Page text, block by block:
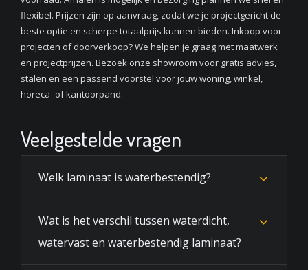
flexibel. Prijzen zijn op aanvraag, zodat we je projectgericht de
beste optie en scherpe totaalprijs kunnen bieden. Inkoop voor
projecten of doorverkoop? We helpen je graag met maatwerk
en projectprijzen. Bezoek onze showroom voor gratis advies,
stalen en een passend voorstel voor jouw woning, winkel,
horeca- of kantoorpand.
Veelgestelde vragen
Welk laminaat is waterbestendig?
Wat is het verschil tussen waterdicht,
watervast en waterbestendig laminaat?